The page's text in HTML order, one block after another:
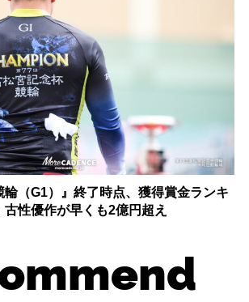
輪（G1）』終了時点、獲得賞金ランキ
性優作が早くも2億円超え